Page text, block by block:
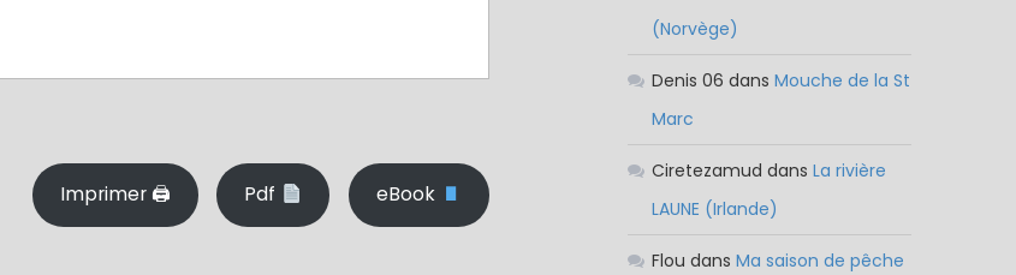
Imprimer 🖨 Pdf eBook
(Norvège)
Denis 06 dansMouche de la St
Marc
Ciretezamud dansLa rivière
LAUNE (Irlande)
Flou dansMa saison de pêche